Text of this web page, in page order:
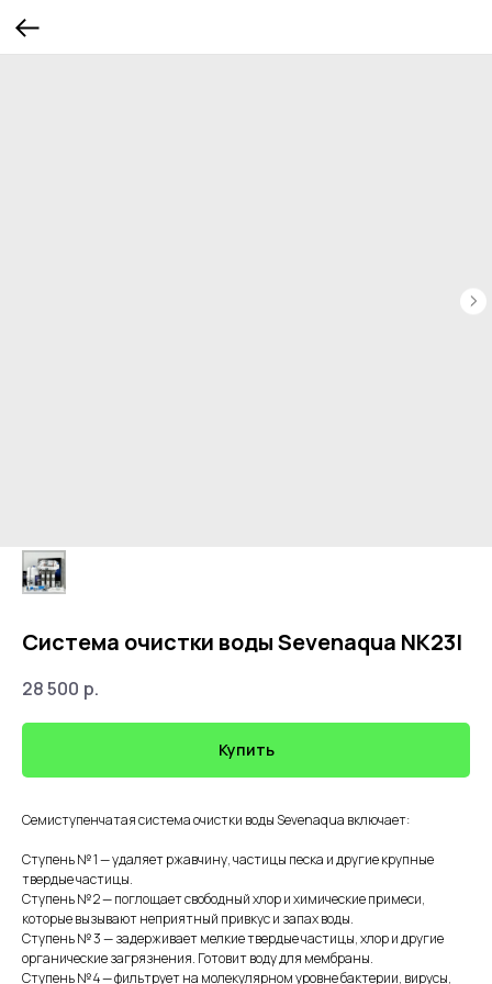
Система очистки воды Sevenaqua NK23I
28 500 р.
Купить
Семиступенчатая система очистки воды Sevenaqua включает:
Ступень № 1 — удаляет ржавчину, частицы песка и другие крупные
твердые частицы.
Ступень № 2 — поглощает свободный хлор и химические примеси,
которые вызывают неприятный привкус и запах воды.
Ступень № 3 — задерживает мелкие твердые частицы, хлор и другие
органические загрязнения. Готовит воду для мембраны.
Ступень № 4 — фильтрует на молекулярном уровне бактерии, вирусы,